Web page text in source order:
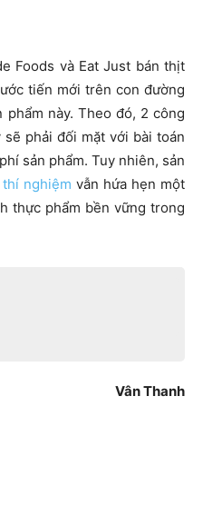
Foods và Eat Just bán thịt
tiến mới trên con đường
này. Theo đó, 2 công
phải đối mặt với bài toán
sản phẩm. Tuy nhiên, sản
nghiệm vẫn hứa hẹn một
thực phẩm bền vững trong
Vân Thanh